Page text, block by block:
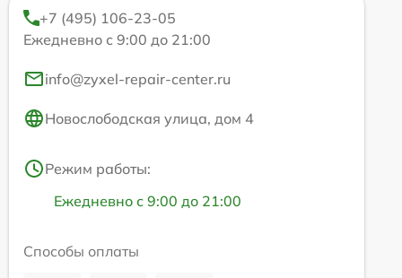
+7 (495) 106-23-05
Ежедневно с 9:00 до 21:00
info@zyxel-repair-center.ru
Новослободская улица, дом 4
Режим работы:
Ежедневно с 9:00 до 21:00
Способы оплаты